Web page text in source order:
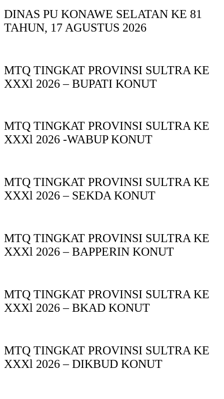
DINAS PU KONAWE SELATAN KE 81
TAHUN, 17 AGUSTUS 2026
MTQ TINGKAT PROVINSI SULTRA KE
XXXl 2026 – BUPATI KONUT
MTQ TINGKAT PROVINSI SULTRA KE
XXXl 2026 -WABUP KONUT
MTQ TINGKAT PROVINSI SULTRA KE
XXXl 2026 – SEKDA KONUT
MTQ TINGKAT PROVINSI SULTRA KE
XXXl 2026 – BAPPERIN KONUT
MTQ TINGKAT PROVINSI SULTRA KE
XXXl 2026 – BKAD KONUT
MTQ TINGKAT PROVINSI SULTRA KE
XXXl 2026 – DIKBUD KONUT